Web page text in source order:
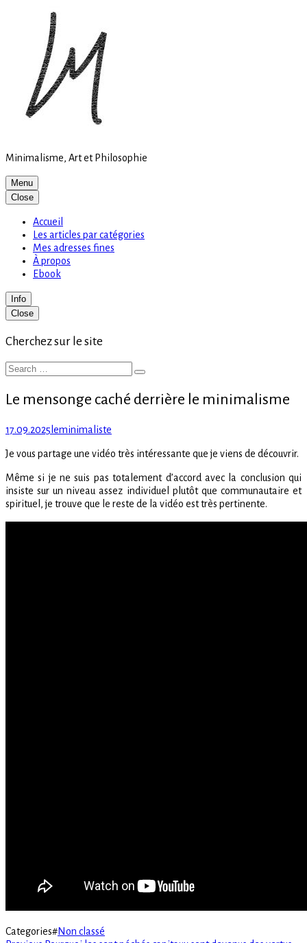
Minimalisme, Art et Philosophie
Menu
Close
Accueil
Les articles par catégories
Mes adresses fines
À propos
Ebook
Info
Primary
Sidebar
Close
Cherchez sur le site
Search
Search
Le mensonge caché derrière le minimalisme
Posted
17.09.2025 Author
leminimaliste
Je vous partage une vidéo très intéressante que je viens de découvrir.
Même si je ne suis pas totalement d’accord avec la conclusion qui
insiste sur un niveau assez individuel plutôt que communautaire et
spirituel, je trouve que le reste de la vidéo est très pertinente.
Categories#Non classé